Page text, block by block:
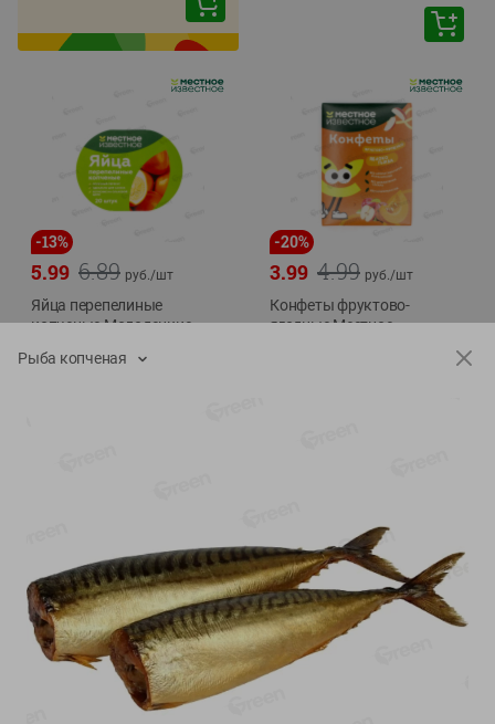
-13%
6.89
5.99 руб./шт
Яйца перепелиные
копченые Молодецкие
упак Солигорска п/ф
-20%
4.99
3.99 руб./шт
Конфеты фруктово-
ягодные Местное
Показать 15-28 из 78
Каталог товаров
Специально для вас
Рыба копченая